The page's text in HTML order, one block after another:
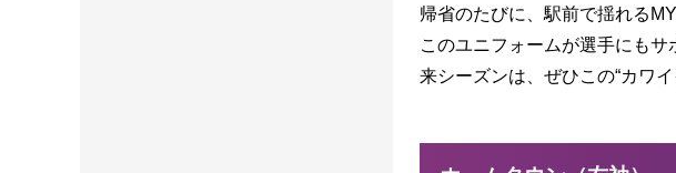
帰省のたびに、駅前で揺れる
このユニフォームが選手にもサ
来シーズンは、ぜひこの“カワ